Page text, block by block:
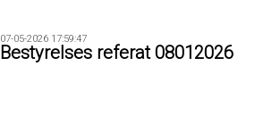
07-05-2026 17:59:47
Bestyrelses referat 08012026